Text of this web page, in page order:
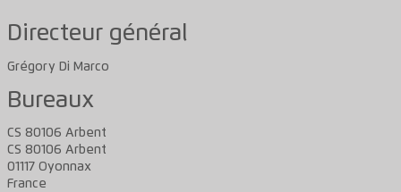
Directeur général
Grégory Di Marco
Bureaux
CS 80106 Arbent
CS 80106 Arbent
01117 Oyonnax
France